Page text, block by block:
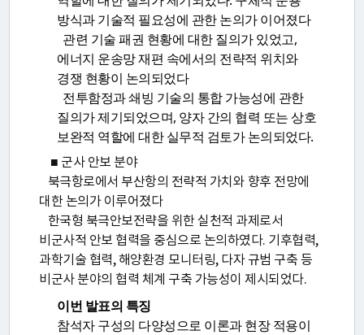
방식과 기술적 필요성에 관한 논의가 이어졌다
관련 기술 패권 현황에 대한 질의가 있었고,
에너지 운송망 재편 속에서의 전략적 위치와
경쟁 현황이 논의되었다
전투함정과 쇄빙 기술의 통합 가능성에 관한
질의가 제기되었으며, 양자 간의 협력 또는 상호
보완적 역할에 대한 실무적 검토가 논의되었다.
■ 군사 안보 분야
북극항로에서 부산항의 전략적 가치와 향후 전망에
대한 논의가 이루어졌다
한국형 북극안보전략을 위한 실천적 과제로서
비군사적 안보 협력을 중심으로 논의하였다. 기후협력,
과학기술 협력, 해양환경 모니터링, 다자 규범 구축 등
비군사 분야의 협력 체계 구축 가능성이 제시되었다.
이번 발표의 특징
참석자 구성의 다양성으로 이론과 현장 적용이